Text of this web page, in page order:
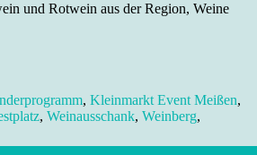
und Rotwein aus der Region, Weine
, Kleinmarkt Event Meißen,
, Weinausschank, Weinberg,